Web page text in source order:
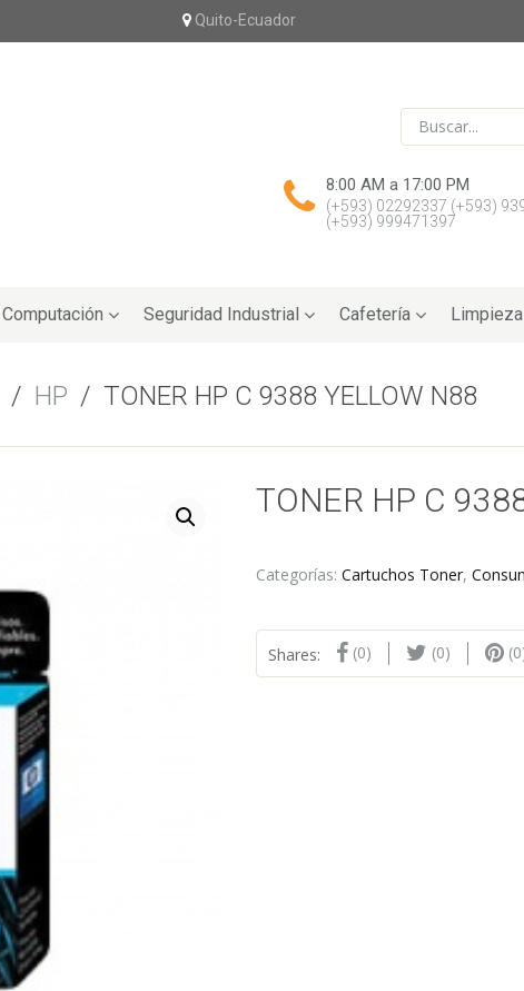
Quito-Ecuador
8:00 AM a 17:00 PM
(+593) 02292337 (+593)
(+593) 999471397
Computación Seguridad Industrial Cafetería Limpieza
/ HP / TONER HP C 9388 YELLOW N88
TONER HP C
Categorías: Cartuchos Toner,
Shares: (0) (0)